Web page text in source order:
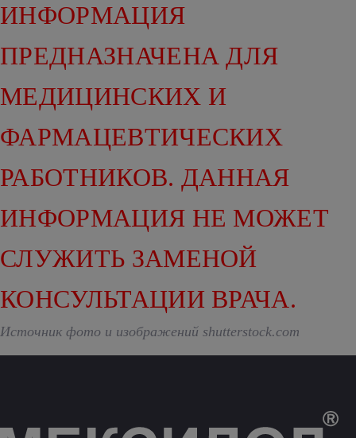
ИНФОРМАЦИЯ
ПРЕДНАЗНАЧЕНА ДЛЯ
МЕДИЦИНСКИХ И
ФАРМАЦЕВТИЧЕСКИХ
РАБОТНИКОВ. ДАННАЯ
ИНФОРМАЦИЯ НЕ МОЖЕТ
СЛУЖИТЬ ЗАМЕНОЙ
КОНСУЛЬТАЦИИ ВРАЧА.
Источник фото и изображений shutterstock.com